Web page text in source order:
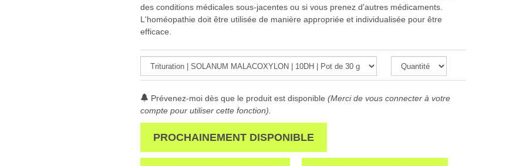
des conditions médicales sous-jacentes ou si vous prenez d'autres médicaments.
L'homéopathie doit être utilisée de manière appropriée et individualisée pour être
efficace.
Prévenez-moi dès que le produit est disponible (Merci de vous connecter à votre
compte pour utiliser cette fonction).
PROCHAINEMENT DISPONIBLE